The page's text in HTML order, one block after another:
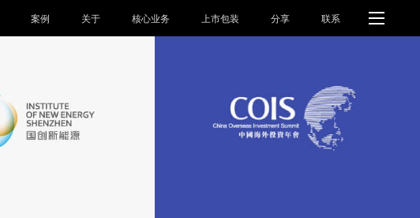
案例 关于 核心业务 上市包装 分享 联系